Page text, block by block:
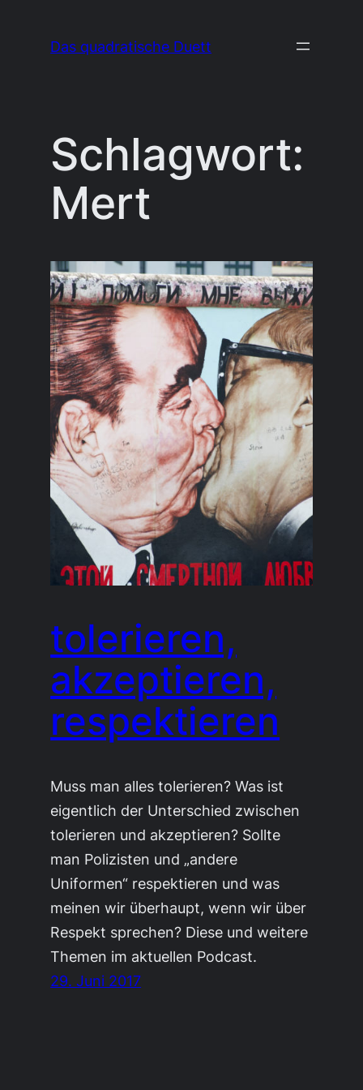
Das quadratische Duett
Schlagwort:
Mert
tolerieren,
akzeptieren,
respektieren
Muss man alles tolerieren? Was ist
eigentlich der Unterschied zwischen
tolerieren und akzeptieren? Sollte
man Polizisten und „andere
Uniformen“ respektieren und was
meinen wir überhaupt, wenn wir über
Respekt sprechen? Diese und weitere
Themen im aktuellen Podcast.
29. Juni 2017